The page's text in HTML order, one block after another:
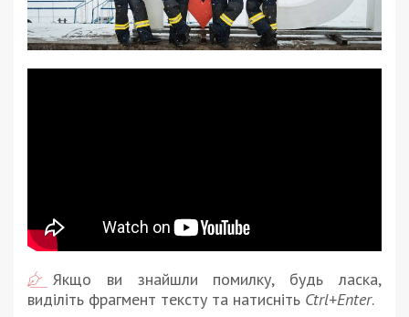
Якщо ви знайшли помилку, будь ласка,
виділіть фрагмент тексту та натисніть Ctrl+Enter.